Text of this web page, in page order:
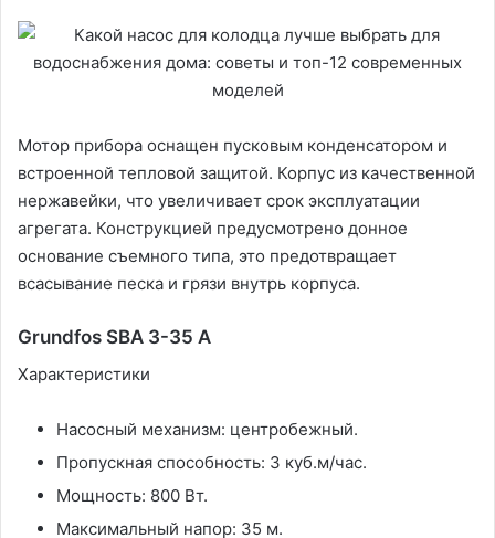
Мотор прибора оснащен пусковым конденсатором и
встроенной тепловой защитой. Корпус из качественной
нержавейки, что увеличивает срок эксплуатации
агрегата. Конструкцией предусмотрено донное
основание съемного типа, это предотвращает
всасывание песка и грязи внутрь корпуса.
Grundfos SBA 3-35 A
Характеристики
Насосный механизм: центробежный.
Пропускная способность: 3 куб.м/час.
Мощность: 800 Вт.
Максимальный напор: 35 м.